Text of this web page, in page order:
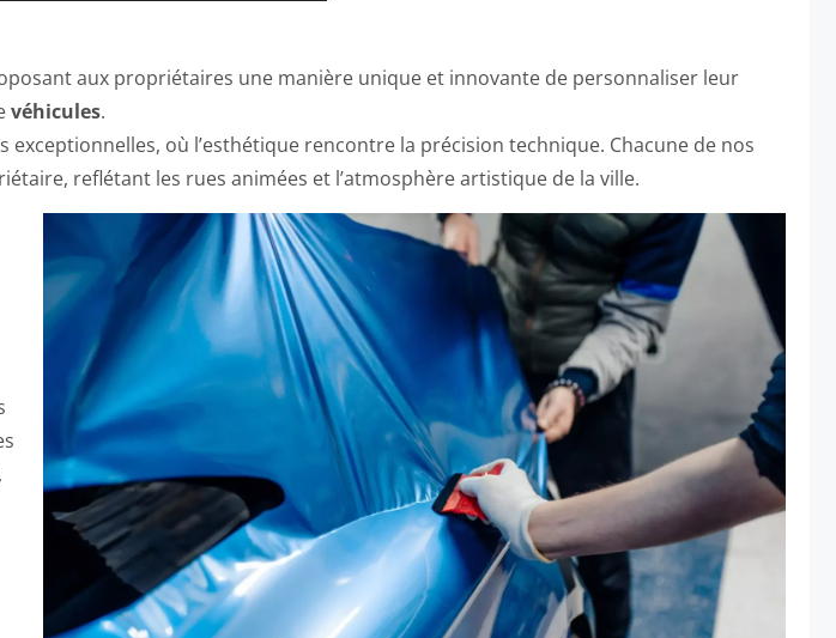
aux propriétaires une manière unique et innovante de personnaliser leur
véhicules.
où l’esthétique rencontre la précision technique. Chacune de nos
reflétant les rues animées et l’atmosphère artistique de la ville.